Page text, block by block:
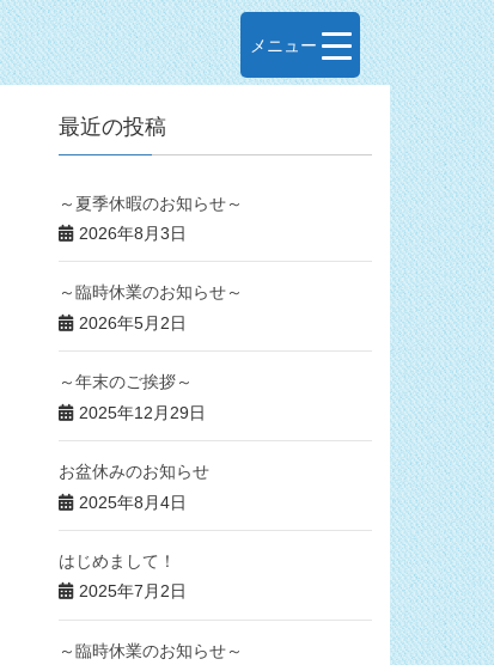
メニュー
最近の投稿
～夏季休暇のお知らせ～
2026年8月3日
～臨時休業のお知らせ～
2026年5月2日
～年末のご挨拶～
2025年12月29日
お盆休みのお知らせ
2025年8月4日
はじめまして！
2025年7月2日
～臨時休業のお知らせ～